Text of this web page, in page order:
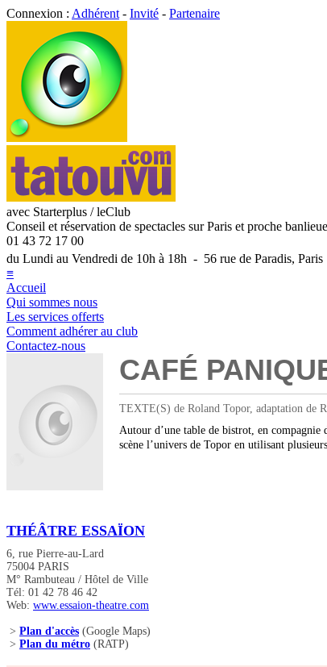
Connexion : Adhérent - Invité - Partenaire
avec Starterplus / leClub
Conseil et réservation de spectacles sur Paris et proche banlieue
01 43 72 17 00
du Lundi au Vendredi de 10h à 18h - 56 rue de Paradis, Paris
≡
Accueil
Qui sommes nous
Les services offerts
Comment adhérer au club
Contactez-nous
CAFÉ
TEXTE(S) de Roland Topor, adaptation de
Autour d’une table de bistrot, en compagnie
scène l’univers de Topor en utilisant
THÉÂTRE ESSAÏON
6, rue Pierre-au-Lard
75004 PARIS
M° Rambuteau / Hôtel de Ville
Tél: 01 42 78 46 42
Web: www.essaion-theatre.com
> Plan d'accès (Google Maps)
> Plan du métro (RATP)